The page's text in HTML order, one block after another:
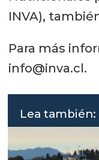
INVA),
Para más
info@inva.cl.
Lea también: